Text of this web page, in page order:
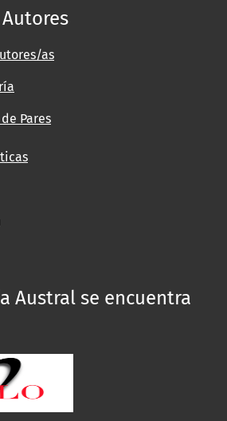
as
Pares
Austral se encuentra